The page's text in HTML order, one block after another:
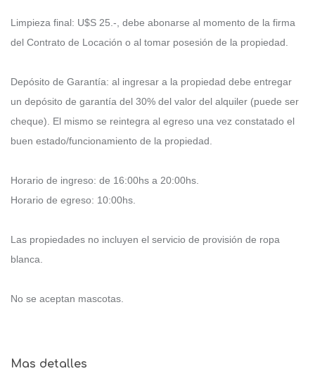
Limpieza final: U$S 25.-, debe abonarse al momento de la firma
del Contrato de Locación o al tomar posesión de la propiedad.
Depósito de Garantía: al ingresar a la propiedad debe entregar
un depósito de garantía del 30% del valor del alquiler (puede ser
cheque). El mismo se reintegra al egreso una vez constatado el
buen estado/funcionamiento de la propiedad.
Horario de ingreso: de 16:00hs a 20:00hs.
Horario de egreso: 10:00hs.
Las propiedades no incluyen el servicio de provisión de ropa
blanca.
No se aceptan mascotas.
Mas detalles